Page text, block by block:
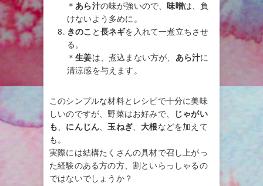
＊あら汁の味が強いので、味噌は、負
けないよう多めに。
きのこ と長ネギを入れて一煮立ちさせ
る。
＊生姜は、煮込まない方が、 あら汁に
清涼感を与えます。
このシンプルな材料とレシピで十分に美味
しいのですが、野菜はお好みで、
じゃがい
も、 にんじん、玉ねぎ、 大根などを加えて
も。
実際には結構たくさんの具材で召し上がっ
た経験のある方の方、割といらっしゃるの
ではないでしょうか？